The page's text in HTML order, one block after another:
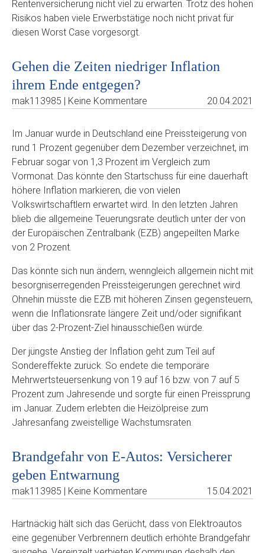
Rentenversicherung nicht viel zu erwarten. Trotz des hohen
Risikos haben viele Erwerbstätige noch nicht privat für
diesen Worst Case vorgesorgt.
Gehen die Zeiten niedriger Inflation
ihrem Ende entgegen?
mak113985 | Keine Kommentare 20.04.2021
Im Januar wurde in Deutschland eine Preissteigerung von
rund 1 Prozent gegenüber dem Dezember verzeichnet, im
Februar sogar von 1,3 Prozent im Vergleich zum
Vormonat. Das könnte den Startschuss für eine dauerhaft
höhere Inflation markieren, die von vielen
Volkswirtschaftlern erwartet wird. In den letzten Jahren
blieb die allgemeine Teuerungsrate deutlich unter der von
der Europäischen Zentralbank (EZB) angepeilten Marke
von 2 Prozent.
Das könnte sich nun ändern, wenngleich allgemein nicht mit
besorgniserregenden Preissteigerungen gerechnet wird.
Ohnehin müsste die EZB mit höheren Zinsen gegensteuern,
wenn die Inflationsrate längere Zeit und/oder signifikant
über das 2-Prozent-Ziel hinausschießen würde.
Der jüngste Anstieg der Inflation geht zum Teil auf
Sondereffekte zurück. So endete die temporäre
Mehrwertsteuersenkung von 19 auf 16 bzw. von 7 auf 5
Prozent zum Jahresende und sorgte für einen Preissprung
im Januar. Zudem erlebten die Heizölpreise zum
Jahresanfang zweistellige Wachstumsraten.
Brandgefahr von E-Autos: Versicherer
geben Entwarnung
mak113985 | Keine Kommentare 15.04.2021
Hartnäckig hält sich das Gerücht, dass von Elektroautos
eine gegenüber Verbrennern deutlich erhöhte Brandgefahr